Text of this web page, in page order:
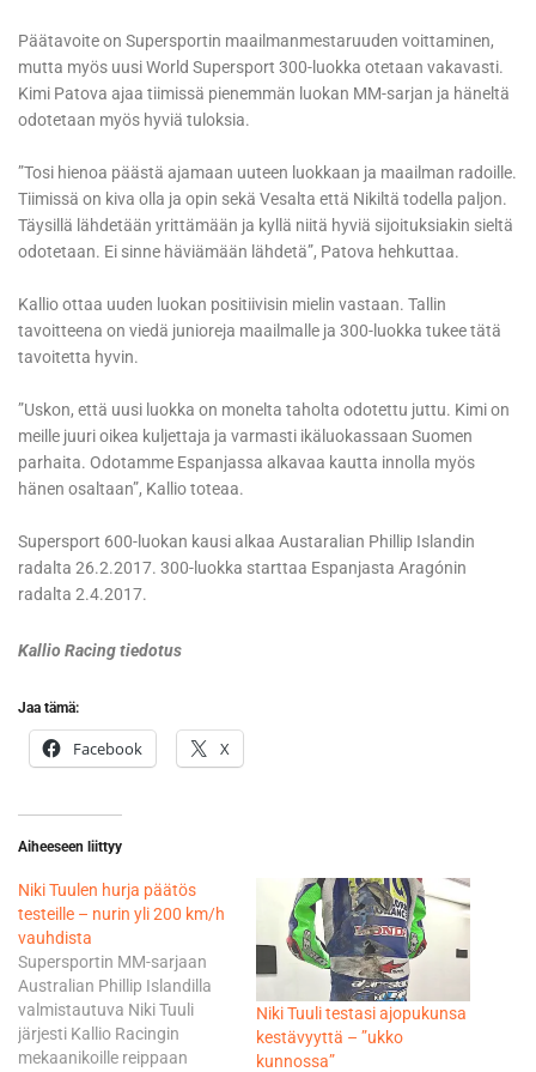
Päätavoite on Supersportin maailmanmestaruuden voittaminen,
mutta myös uusi World Supersport 300-luokka otetaan vakavasti.
Kimi Patova ajaa tiimissä pienemmän luokan MM-sarjan ja häneltä
odotetaan myös hyviä tuloksia.
”Tosi hienoa päästä ajamaan uuteen luokkaan ja maailman radoille.
Tiimissä on kiva olla ja opin sekä Vesalta että Nikiltä todella paljon.
Täysillä lähdetään yrittämään ja kyllä niitä hyviä sijoituksiakin sieltä
odotetaan. Ei sinne häviämään lähdetä”, Patova hehkuttaa.
Kallio ottaa uuden luokan positiivisin mielin vastaan. Tallin
tavoitteena on viedä junioreja maailmalle ja 300-luokka tukee tätä
tavoitetta hyvin.
”Uskon, että uusi luokka on monelta taholta odotettu juttu. Kimi on
meille juuri oikea kuljettaja ja varmasti ikäluokassaan Suomen
parhaita. Odotamme Espanjassa alkavaa kautta innolla myös
hänen osaltaan”, Kallio toteaa.
Supersport 600-luokan kausi alkaa Austaralian Phillip Islandin
radalta 26.2.2017. 300-luokka starttaa Espanjasta Aragónin
radalta 2.4.2017.
Kallio Racing tiedotus
Jaa tämä:
Facebook X
Aiheeseen liittyy
Niki Tuulen hurja päätös
testeille – nurin yli 200 km/h
vauhdista
Supersportin MM-sarjaan
Australian Phillip Islandilla
valmistautuva Niki Tuuli
järjesti Kallio Racingin
mekaanikoille reippaan
Niki Tuuli testasi ajopukunsa
kestävyyttä – ”ukko
kunnossa”